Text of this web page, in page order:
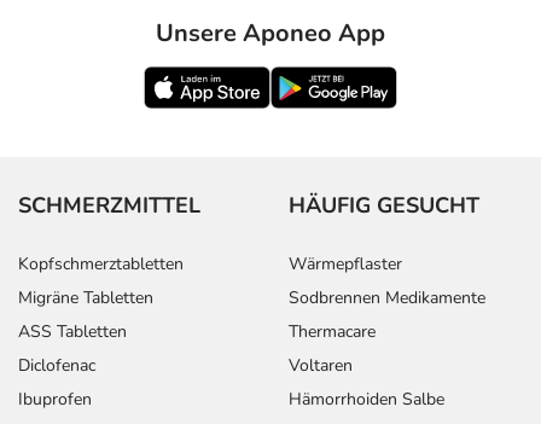
Unsere Aponeo App
SCHMERZMITTEL
Kopfschmerztabletten
Migräne Tabletten
ASS Tabletten
Diclofenac
Ibuprofen
HÄUFIG GESUCHT
Wärmepflaster
Sodbrennen Medikamente
Thermacare
Voltaren
Hämorrhoiden Salbe